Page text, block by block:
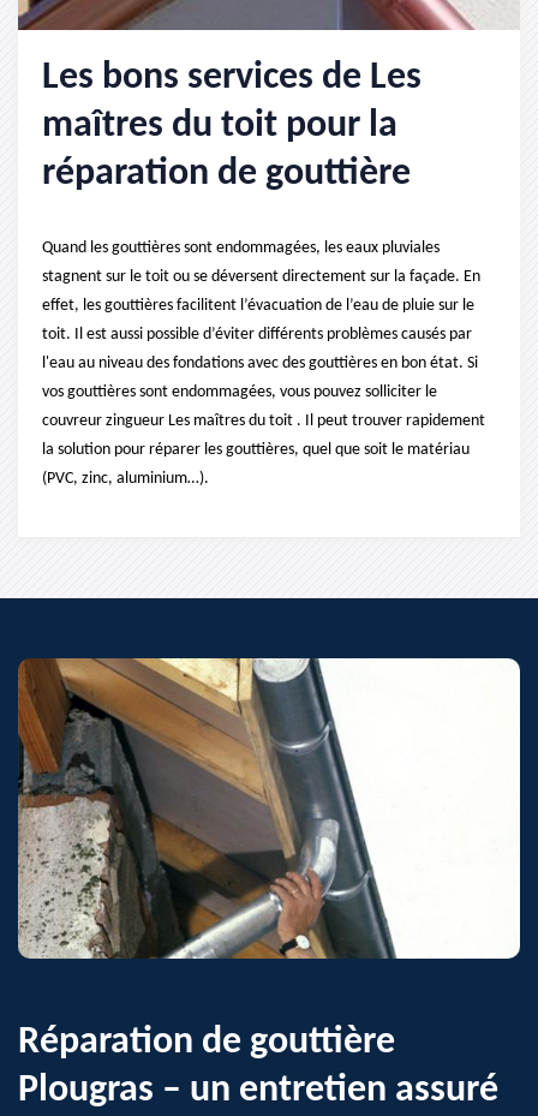
Les bons services de Les
maîtres du toit pour la
réparation de gouttière
Quand les gouttières sont endommagées, les eaux pluviales
stagnent sur le toit ou se déversent directement sur la façade. En
effet, les gouttières facilitent l’évacuation de l’eau de pluie sur le
toit. Il est aussi possible d’éviter différents problèmes causés par
l'eau au niveau des fondations avec des gouttières en bon état. Si
vos gouttières sont endommagées, vous pouvez solliciter le
couvreur zingueur Les maîtres du toit . Il peut trouver rapidement
la solution pour réparer les gouttières, quel que soit le matériau
(PVC, zinc, aluminium…).
Réparation de gouttière
Plougras – un entretien assuré